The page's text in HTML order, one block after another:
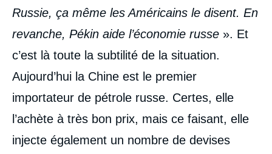
Russie, ça même les Américains le disent. En
revanche, Pékin aide l’économie russe ». Et
c’est là toute la subtilité de la situation.
Aujourd’hui la Chine est le premier
importateur de pétrole russe. Certes, elle
l’achète à très bon prix, mais ce faisant, elle
injecte également un nombre de devises